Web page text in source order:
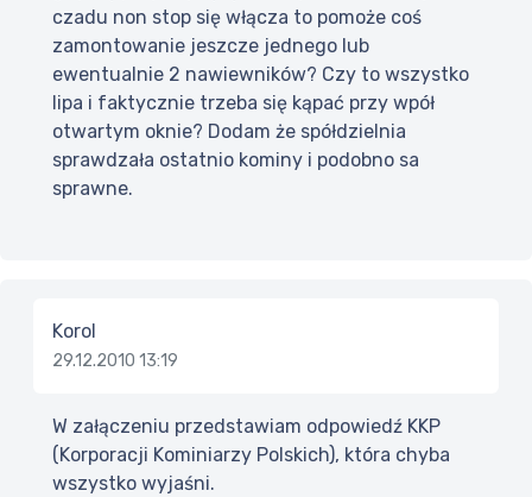
czadu non stop się włącza to pomoże coś
zamontowanie jeszcze jednego lub
ewentualnie 2 nawiewników? Czy to wszystko
lipa i faktycznie trzeba się kąpać przy wpół
otwartym oknie? Dodam że spółdzielnia
sprawdzała ostatnio kominy i podobno sa
sprawne.
Korol
29.12.2010 13:19
W załączeniu przedstawiam odpowiedź KKP
(Korporacji Kominiarzy Polskich), która chyba
wszystko wyjaśni.